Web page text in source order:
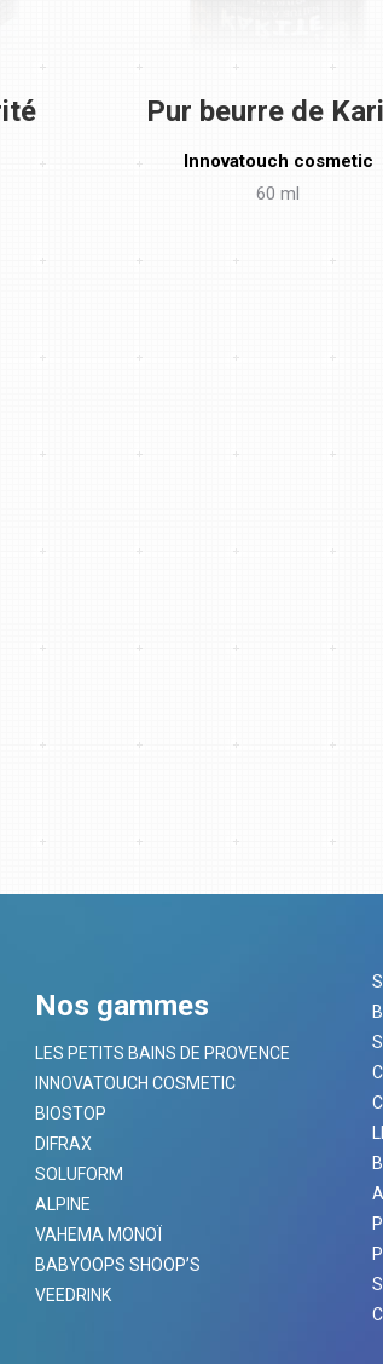
Pur beurre de
Innovatouch cosmetic
60 ml
Nos gammes
LES PETITS BAINS DE PROVENCE
INNOVATOUCH COSMETIC
BIOSTOP
DIFRAX
SOLUFORM
ALPINE
VAHEMA MONOÏ
BABYOOPS SHOOP’S
VEEDRINK